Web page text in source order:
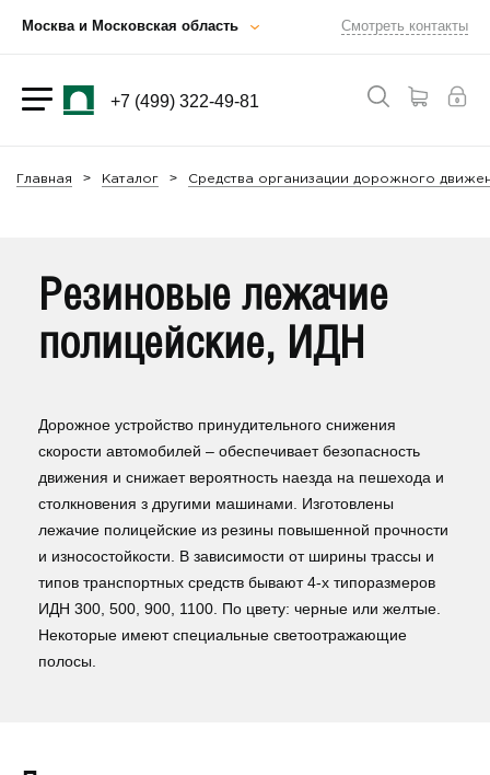
Москва и Московская область Смотреть контакты
+7 (499) 322-49-81
Главная Каталог Средства организации дорожного
Резиновые лежачие
полицейские, ИДН
Дорожное устройство принудительного снижения
скорости автомобилей – обеспечивает безопасность
движения и снижает вероятность наезда на пешехода и
столкновения з другими машинами. Изготовлены
лежачие полицейские из резины повышенной прочности
и износостойкости. В зависимости от ширины трассы и
типов транспортных средств бывают 4-х типоразмеров
ИДН 300, 500, 900, 1100. По цвету: черные или желтые.
Некоторые имеют специальные светоотражающие
полосы.